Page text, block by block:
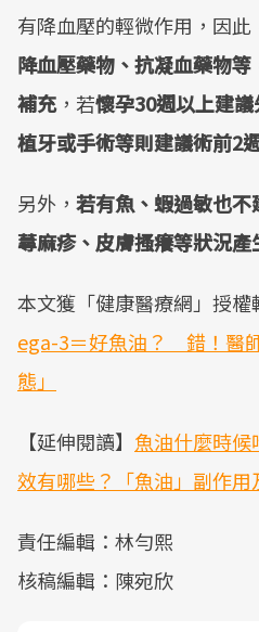
有降血壓的輕微作用，因此
降血壓藥物、抗凝血藥物
補充，若懷孕30週以上建
植牙或手術等則建議術前2
另外， 若有魚、蝦過敏也
蕁麻疹、皮膚搔癢等狀況產
本文獲「健康醫療網」授權
ega-3＝好魚油？ 錯！醫
態」
【延伸閱讀】 魚油什麼時
效有哪些？「魚油」副作
責任編輯：林勻熙
核稿編輯：陳宛欣